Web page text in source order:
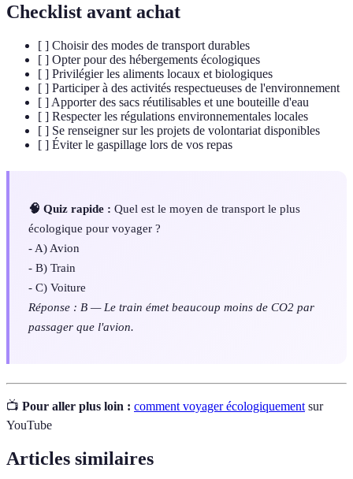
Checklist avant achat
[ ] Choisir des modes de transport durables
[ ] Opter pour des hébergements écologiques
[ ] Privilégier les aliments locaux et biologiques
[ ] Participer à des activités respectueuses de l'environnement
[ ] Apporter des sacs réutilisables et une bouteille d'eau
[ ] Respecter les régulations environnementales locales
[ ] Se renseigner sur les projets de volontariat disponibles
[ ] Éviter le gaspillage lors de vos repas
🧠 Quiz rapide : Quel est le moyen de transport le plus
écologique pour voyager ?
- A) Avion
- B) Train
- C) Voiture
Réponse : B — Le train émet beaucoup moins de CO2 par
passager que l'avion.
📺 Pour aller plus loin : comment voyager écologiquement sur
YouTube
Articles similaires